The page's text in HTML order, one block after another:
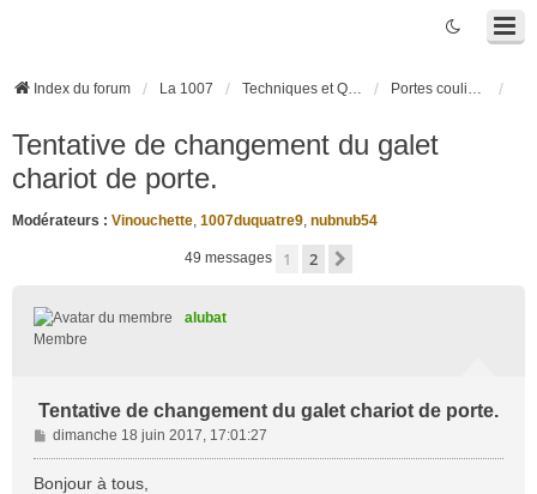
Index du forum La 1007 Techniques et Questions Portes coulissantes électriques
Tentative de changement du galet
chariot de porte.
Modérateurs : Vinouchette, 1007duquatre9, nubnub54
49 messages 1 2
alubat
Membre
Tentative de changement du galet chariot de porte.
M
e
s
dimanche 18 juin 2017, 17:01:27
Bonjour à tous,